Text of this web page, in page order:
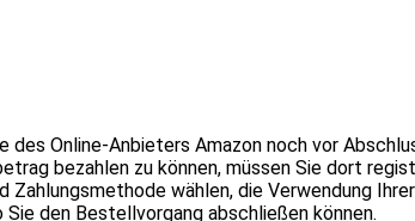
Online-Anbieters Amazon noch vor
bezahlen zu können, müssen Sie dort
wählen, die Verwendung
den Bestellvorgang abschließen können.